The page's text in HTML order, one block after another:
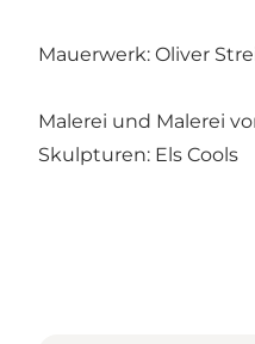
Mauerwerk: Oliver
Malerei und Malerei
Skulpturen: Els Cools